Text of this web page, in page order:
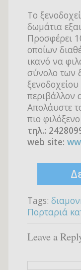
Το
δωμάτια
Προσφέρει
οποίων
ικανό να
σύνολο των
περιβάλλον
Απολάυστε
πιο
τηλ.:
web site:
Tags:
Πορταριά
Leave a